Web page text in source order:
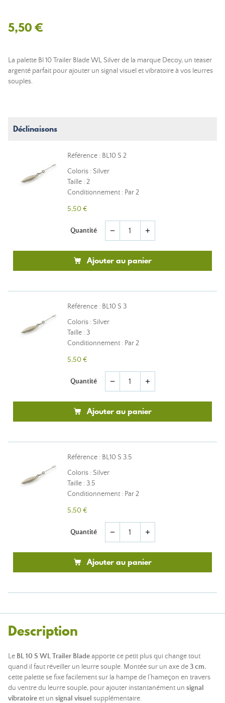
5,50 €
La palette Bl 10 Trailer Blade WL Silver de la marque Decoy, un teaser
argenté parfait pour ajouter un signal visuel et vibratoire à vos leurres
souples.
Déclinaisons
Référence : BL10 S 2
Coloris : Silver
Taille : 2
Conditionnement : Par 2
5,50 €
Quantité remove add
Ajouter au panier
Référence : BL10 S 3
Coloris : Silver
Taille : 3
Conditionnement : Par 2
5,50 €
Quantité remove add
Ajouter au panier
Référence : BL10 S 3.5
Coloris : Silver
Taille : 3.5
Conditionnement : Par 2
5,50 €
Quantité remove add
Ajouter au panier
Description
Le BL 10 S WL Trailer Bladeapporte ce petit plus qui change tout
quand il faut réveiller un leurre souple. Montée sur un axe de3 cm,
cette palette se fixe facilement sur la hampe de l’hameçon en travers
du ventre du leurre souple, pour ajouter instantanément un signal
vibratoireet un signal visuel supplémentaire.